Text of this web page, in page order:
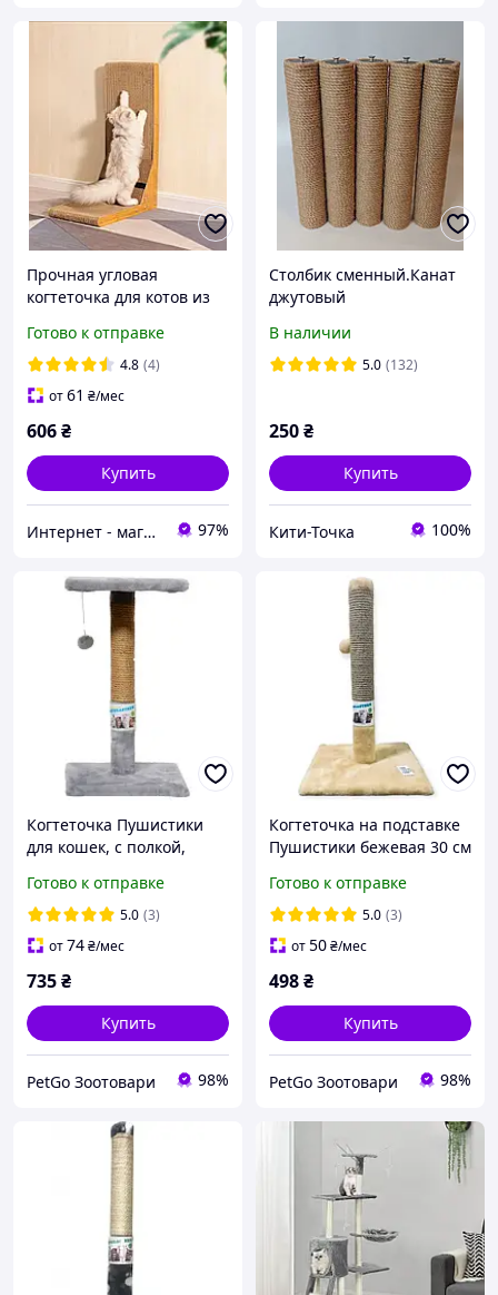
Прочная угловая
когтеточка для котов из
Готово к отправке
4.8 (4)
от61 ₴/мес
606₴
Купить
Интернет - магазин МАНДАРИНКА 97%
Столбик сменный.Канат
джутовый
когтеточки,домиков та
комплексив
В наличии
5.0 (132)
250₴
Купить
Кити-Точка 100%
Когтеточка Пушистики
для кошек, с полкой,
П-3
Готово к отправке
5.0 (3)
от74₴/мес
735₴
Купить
PetGo Зоотовари 98%
Когтеточка на подставке
Пушистики бежевая 30 см
Готово к отправке
5.0 (3)
от50₴/мес
498₴
Купить
PetGo Зоотовари 98%